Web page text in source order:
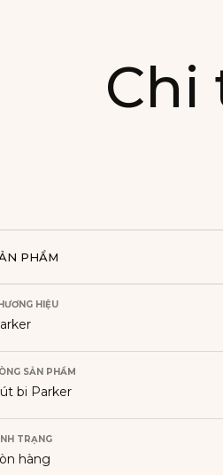
Chi
PHẨM
HIỆU
SẢN PHẨM
bi Parker
TRẠNG
hàng